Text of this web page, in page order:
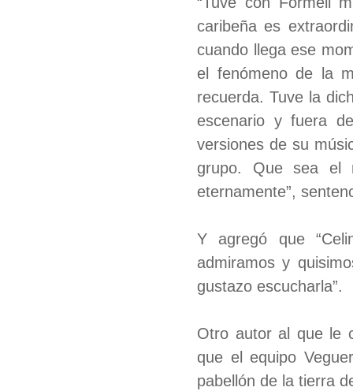
caribeña es
cuando llega ese
el fenómeno de la
recuerda. Tuve la
escenario y fuera
versiones de su
grupo. Que sea el
eternamente”,
Y agregó que
admiramos y
gustazo escucharla”.
Otro autor al que le
que el equipo
pabellón de la tierra